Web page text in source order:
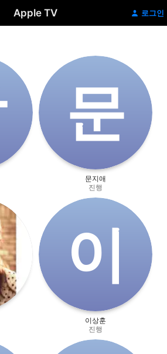
Apple TV 로그인
문
문지애
진행
이
이상훈
진행